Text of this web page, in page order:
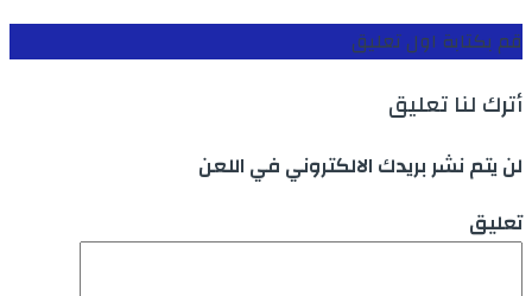
قم بكتابة اول تعليق
أترك لنا تعليق
لن يتم نشر بريدك الالكتروني في اللعن
تعليق